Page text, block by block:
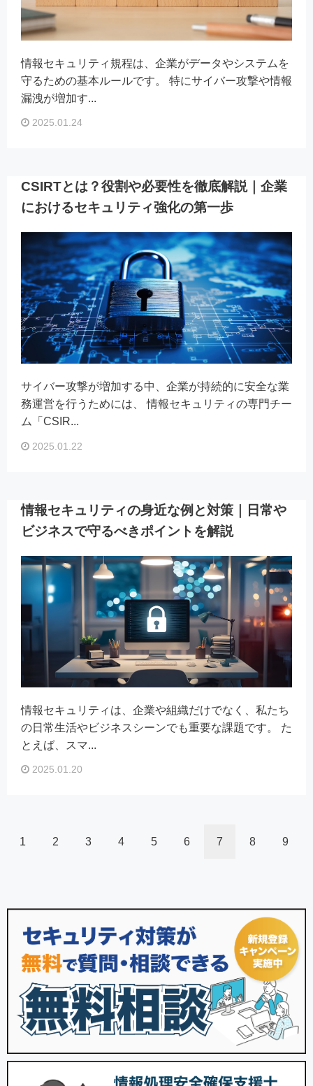
情報セキュリティ規程は、企業がデータやシステムを
守るための基本ルールです。 特にサイバー攻撃や情報
漏洩が増加す...
2025.01.24
CSIRTとは？役割や必要性を徹底解説｜企業
におけるセキュリティ強化の第一歩
サイバー攻撃が増加する中、企業が持続的に安全な業
務運営を行うためには、 情報セキュリティの専門チー
ム「CSIR...
2025.01.22
情報セキュリティの身近な例と対策｜日常や
ビジネスで守るべきポイントを解説
情報セキュリティは、企業や組織だけでなく、私たち
の日常生活やビジネスシーンでも重要な課題です。 た
とえば、スマ...
2025.01.20
1 2 3 4 5 6 7 8 9